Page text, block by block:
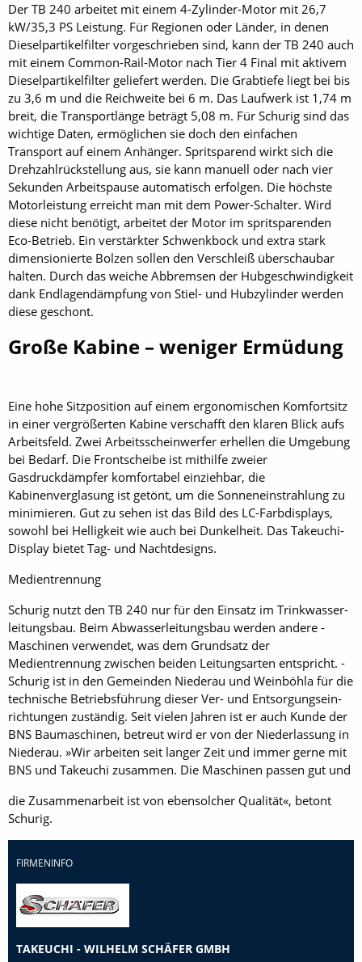
Der TB 240 arbeitet mit einem 4-Zylinder-Motor mit 26,7
kW/35,3 PS Leistung. Für Regionen oder Länder, in denen
Dieselpartikelfilter vorgeschrieben sind, kann der TB 240 auch
mit einem Common-Rail-Motor nach Tier 4 Final mit aktivem
Dieselpartikelfilter geliefert werden. Die Grabtiefe liegt bei bis
zu 3,6 m und die Reichweite bei 6 m. Das Laufwerk ist 1,74 m
breit, die Transportlänge beträgt 5,08 m. Für Schurig sind das
wichtige Daten, ermöglichen sie doch den einfachen
Transport auf einem Anhänger. Spritsparend wirkt sich die
Drehzahlrückstellung aus, sie kann manuell oder nach vier
Sekunden Arbeitspause auto­matisch erfolgen. Die höchste
Motorleistung erreicht man mit dem Power-Schalter. Wird
diese nicht benötigt, arbeitet der Motor im spritsparenden
Eco-Betrieb. Ein verstärkter Schwenkbock und extra stark
dimensionierte Bolzen sollen den Verschleiß überschaubar
halten. Durch das weiche Abbremsen der Hubgeschwindigkeit
dank Endlagendämpfung von Stiel- und Hubzylinder werden
diese geschont.
Große Kabine – weniger Ermüdung
Eine hohe Sitzposition auf einem ergonomischen Komfortsitz
in einer vergrößerten Kabine verschafft den klaren Blick aufs
Arbeitsfeld. Zwei Arbeitsscheinwerfer erhellen die Umgebung
bei Bedarf. Die Frontscheibe ist mithilfe zweier
Gasdruckdämpfer komfortabel einziehbar, die
Kabinenverglasung ist getönt, um die Sonneneinstrahlung zu
minimieren. Gut zu sehen ist das Bild des LC-Farbdisplays,
sowohl bei Helligkeit wie auch bei Dunkelheit. Das Takeuchi-
Display bietet Tag- und Nachtdesigns.
Medientrennung
Schurig nutzt den TB 240 nur für den Einsatz im Trinkwasser­
leitungsbau. Beim Abwasser­leitungsbau werden andere ­
Maschinen verwendet, was dem Grundsatz der
Medientrennung zwischen beiden Leitungsarten entspricht. ­
Schurig ist in den Gemeinden Niederau und Weinböhla für die
technische Betriebsführung dieser Ver- und Entsorgungsein­
richtungen zuständig. Seit vielen Jahren ist er auch Kunde der
BNS Baumaschinen, betreut wird er von der Niederlassung in
Nie­derau. »Wir arbeiten seit langer Zeit und immer gerne mit
BNS und Takeuchi zusammen. Die Maschinen passen gut und
die Zusammenarbeit ist von ­ebensolcher Qualität«, betont
Schurig.
FIRMENINFO
TAKEUCHI - WILHELM SCHÄFER GMBH